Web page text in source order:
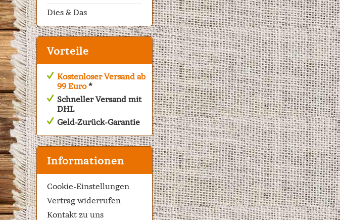
Dies & Das
Vorteile
Kostenloser Versand ab
99 Euro*
Schneller Versand mit
DHL
Geld-Zurück-Garantie
Informationen
Cookie-Einstellungen
Vertrag widerrufen
Kontakt zu uns